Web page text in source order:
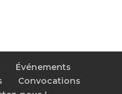
Événements
Convocations